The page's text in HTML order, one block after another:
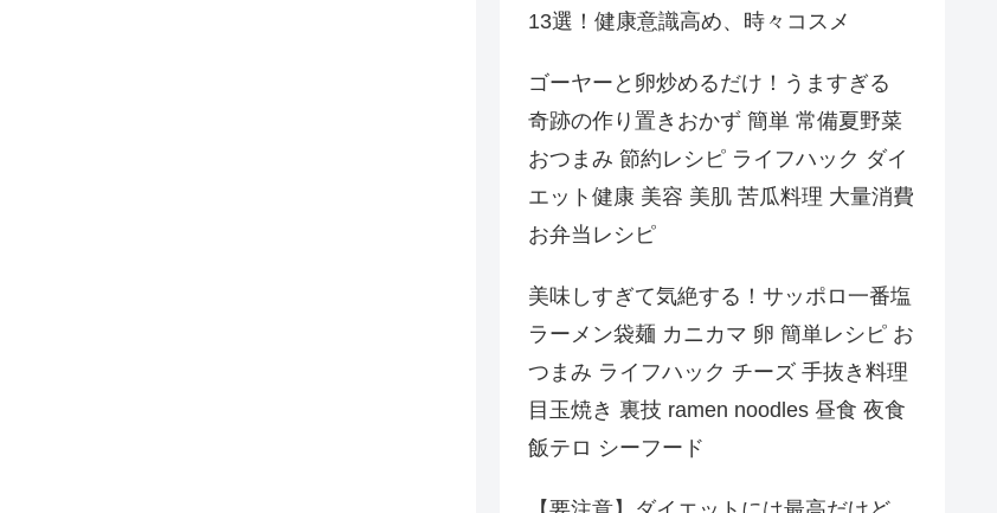
13選！健康意識高め、時々コスメ
ゴーヤーと卵炒めるだけ！うますぎる
奇跡の作り置きおかず 簡単 常備夏野菜
おつまみ 節約レシピ ライフハック ダイ
エット健康 美容 美肌 苦瓜料理 大量消費
お弁当レシピ
美味しすぎて気絶する！サッポロ一番塩
ラーメン袋麺 カニカマ 卵 簡単レシピ お
つまみ ライフハック チーズ 手抜き料理
目玉焼き 裏技 ramen noodles 昼食 夜食
飯テロ シーフード